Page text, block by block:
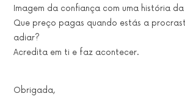
Imagem da confiança com uma história
Que preço pagas quando estás a
adiar?
Acredita em ti e faz acontecer.
Obrigada,